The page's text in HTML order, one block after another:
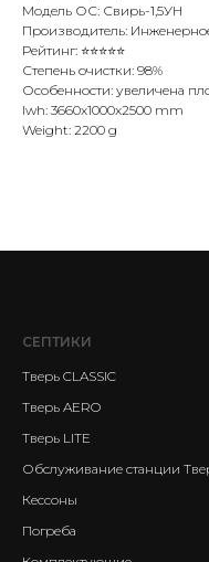
Модель ОС: Свирь-1,5УН
Производитель:
Рейтинг: ⭐⭐⭐⭐⭐
Степень очистки: 98%
Особенности: увеличена
lwh: 3660x1000x2500 mm
Weight: 2200 g
СЕПТИКИ
Тверь CLASSIC
Тверь AERO
Тверь LITE
Обслуживание станции
Кессоны
Погреба